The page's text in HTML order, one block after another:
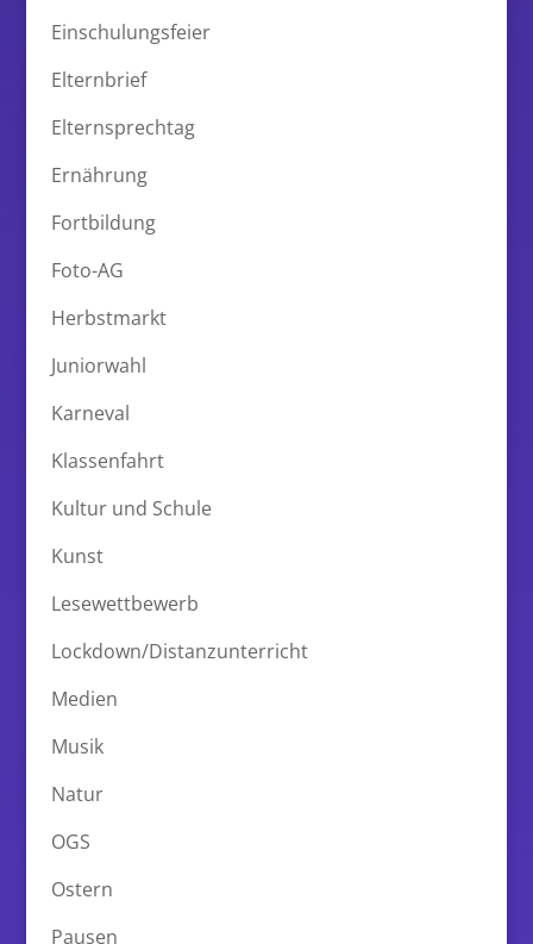
Einschulungsfeier
Elternbrief
Elternsprechtag
Ernährung
Fortbildung
Foto-AG
Herbstmarkt
Juniorwahl
Karneval
Klassenfahrt
Kultur und Schule
Kunst
Lesewettbewerb
Lockdown/Distanzunterricht
Medien
Musik
Natur
OGS
Ostern
Pausen